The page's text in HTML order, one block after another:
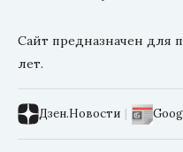
Сайт предназначен для
лет.
Дзен.Новости |